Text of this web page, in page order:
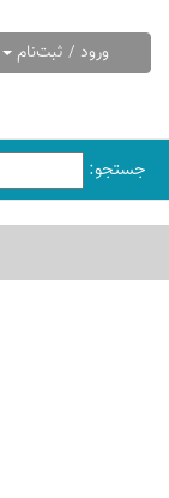
ورود / ثبت‌نام
جستجو: